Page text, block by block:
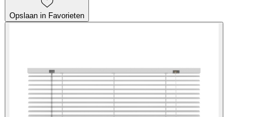
Opslaan in Favorieten